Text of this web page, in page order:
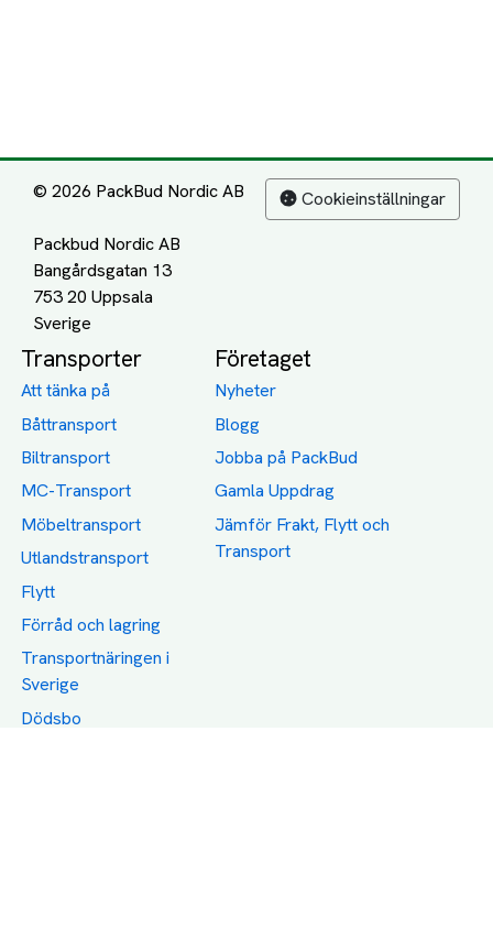
© 2026 PackBud Nordic AB
Packbud Nordic AB
Bangårdsgatan 13
753 20 Uppsala
Cookieinställningar
Transporter
Att tänka på
Båttransport
Biltransport
MC-Transport
Möbeltransport
Utlandstransport
Flytt
Förråd och lagring
Transportnäringen i
Sverige
Dödsbo
Företaget
Nyheter
Blogg
Jobba på PackBud
Gamla Uppdrag
Jämför Frakt, Flytt och
Transport